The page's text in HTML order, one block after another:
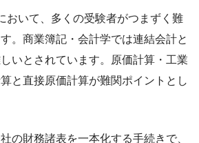
おいて、多くの受験者がつまずく難
。商業簿記・会計学では連結会計と
いとされています。原価計算・工業
と直接原価計算が難関ポイントとし
の財務諸表を一本化する手続きで、